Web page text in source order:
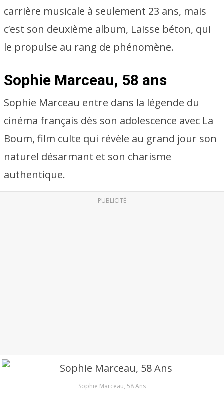
carrière musicale à seulement 23 ans, mais
c’est son deuxième album, Laisse béton, qui
le propulse au rang de phénomène.
Sophie Marceau, 58 ans
Sophie Marceau entre dans la légende du
cinéma français dès son adolescence avec La
Boum, film culte qui révèle au grand jour son
naturel désarmant et son charisme
authentique.
PUBLICITÉ
Sophie Marceau, 58 Ans